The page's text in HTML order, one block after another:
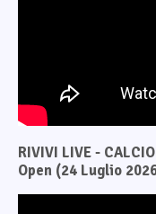
RIVIVI LIVE -
Open (24 Luglio